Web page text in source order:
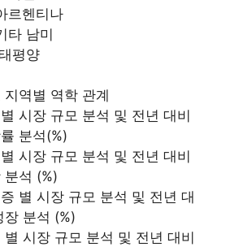
르헨티나
타 남미
평양
지역별 역학 관계
시장 규모 분석 및 전년 대비
분석(%)
시장 규모 분석 및 전년 대비
분석 (%)
별 시장 규모 분석 및 전년 대
장 분석 (%)
별 시장 규모 분석 및 전년 대비